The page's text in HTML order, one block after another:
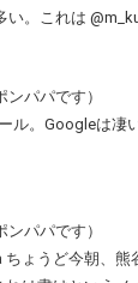
。これは
パパです）
ル。Googleは凄
パパです）
ょうど今朝、熊